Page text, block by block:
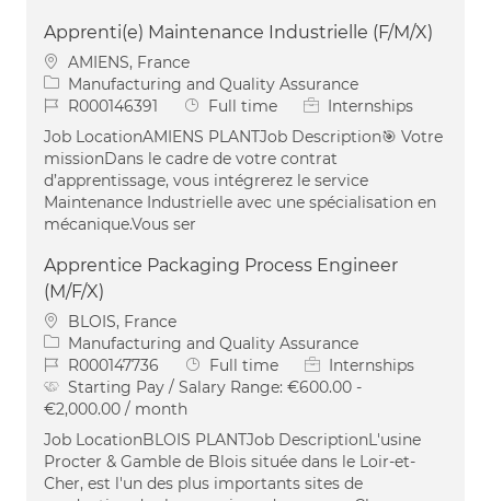
Apprenti(e) Maintenance Industrielle (F/M/X)
Location
AMIENS, France
Category
Manufacturing and Quality Assurance
Job IdR000146391 Job Type
Full time
Internships
Job LocationAMIENS PLANTJob Description🎯 Votre
missionDans le cadre de votre contrat
d’apprentissage, vous intégrerez le service
Maintenance Industrielle avec une spécialisation en
mécanique.Vous ser
Apprentice Packaging Process Engineer
(M/F/X)
Location
BLOIS, France
Category
Manufacturing and Quality Assurance
Job IdR000147736 Job Type
Full time
Internships
Starting Pay / Salary Range: €600.00 -
€2,000.00 / month
Job LocationBLOIS PLANTJob DescriptionL'usine
Procter & Gamble de Blois située dans le Loir-et-
Cher, est l'un des plus importants sites de